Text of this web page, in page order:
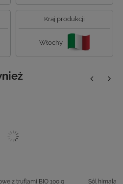
Kraj produkcji
Włochy
z truflami BIO 100 g
Sól